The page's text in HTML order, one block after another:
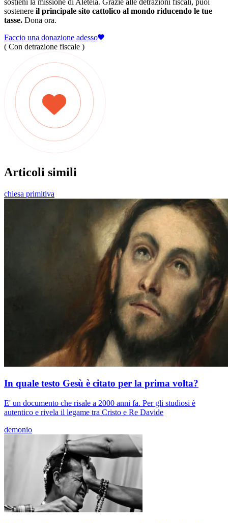
sostenere il principale sito cattolico al mondo riducendo le tue
tasse. Dona ora.
Faccio una donazione adesso
( Con detrazione fiscale )
Articoli simili
chiesa primitiva
In quale testo Gesù è citato per la prima volta?
E' un documento che risale a 2000 anni fa. Per gli studiosi è
autentico e rivela il legame tra Cristo e Re Davide
demonio